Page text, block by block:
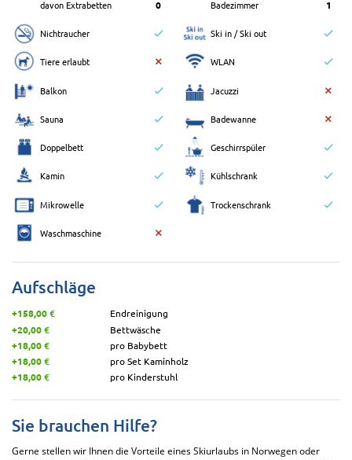
davon Extrabetten 0 Badezimmer 1
Nichtraucher Ski in / Ski out
Tiere erlaubt WLAN
Balkon Jacuzzi
Sauna Badewanne
Doppelbett Geschirrspüler
Kamin Kühlschrank
Mikrowelle Trockenschrank
Waschmaschine
Aufschläge
+158,00 €
Endreinigung
+20,00 €
Bettwäsche
+18,00 €
pro Babybett
+18,00 €
pro Set Kaminholz
+18,00 €
pro Kinderstuhl
Sie brauchen Hilfe?
Gerne stellen wir Ihnen die Vorteile eines Skiurlaubs in Norwegen oder